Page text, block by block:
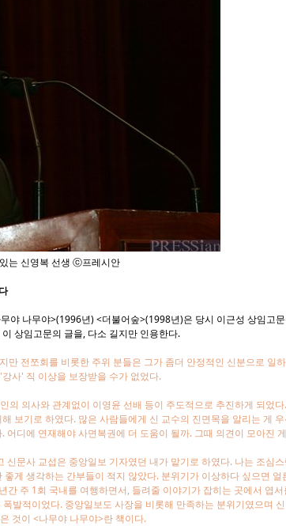
는 신영복 선생 ⓒ프레시안
야 나무야>(1996년) <더불어숲>(1998년)은 당시 이근성 상임고
상임고문의 글을, 다소 길지만 인용한다.
만 전쪼회를 비롯한 주위 분들은 그가 좀더 안정적인 신분으로 일
사' 직 이상을 보장받을 수가 없었다.
의 의사와 관계없이 이영윤 선배 등이 주도적으로 추진하게 되었
보기로 하였다. 많은 사람들에게 신 교수의 진면목을 알리는 게
어디에 연재해야 사면복권에 더 도움이 될까. 그때 의견이 모아진
문사 교섭은 중앙일보 기자였던 내가 맡기로 하였다. 나는 조심
게 생각하는 간부들이 적지 않았다. 분위기가 이상하다 싶으면 얼
간 주 1회 국내를 여행하면서, 들려줄 이야기가 잡히는 곳에서 엽
발적이었다. 중앙일보도 사장을 비롯해 만족하는 분위기였으며
것이 <나무야 나무야>란 책이다.